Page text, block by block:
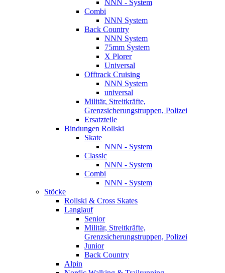
NNN - System
Combi
NNN System
Back Country
NNN System
75mm System
X Plorer
Universal
Offtrack Cruising
NNN System
universal
Militär, Streitkräfte,
Grenzsicherungstruppen, Polizei
Ersatzteile
Bindungen Rollski
Skate
NNN - System
Classic
NNN - System
Combi
NNN - System
Stöcke
Rollski & Cross Skates
Langlauf
Senior
Militär, Streitkräfte,
Grenzsicherungstruppen, Polizei
Junior
Back Country
Alpin